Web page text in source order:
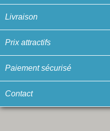
Livraison
Prix attractifs
Paiement sécurisé
Contact